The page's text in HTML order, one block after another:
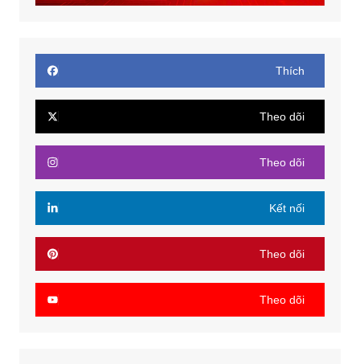
Thích
Theo dõi
Theo dõi
Kết nối
Theo dõi
Theo dõi